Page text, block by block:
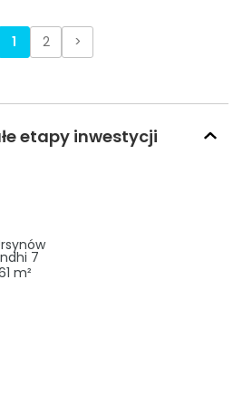
1 2 >
etapy inwestycji
7
m²